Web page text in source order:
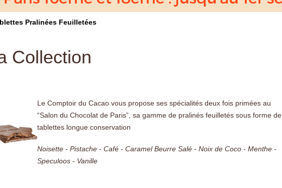
Pralinées Feuilletées
Collection
Le Comptoir du Cacao vous propose ses spécialités deux fois primées au
“Salon du Chocolat de Paris”, sa gamme de pralinés feuilletés sous forme de
tablettes longue conservation
Noisette - Pistache - Café - Caramel Beurre Salé - Noix de Coco - Menthe -
Speculoos - Vanille